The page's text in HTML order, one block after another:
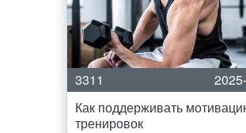
3311
Как поддерживать
тренировок